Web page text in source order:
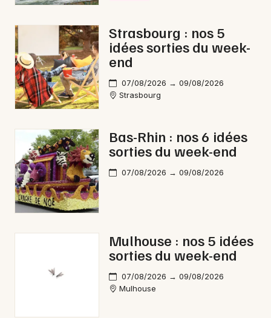
Strasbourg : nos 5
idées sorties du week-
end
07/08/2026 → 09/08/2026
Strasbourg
Bas-Rhin : nos 6 idées
sorties du week-end
07/08/2026 → 09/08/2026
Mulhouse : nos 5 idées
sorties du week-end
07/08/2026 → 09/08/2026
Mulhouse